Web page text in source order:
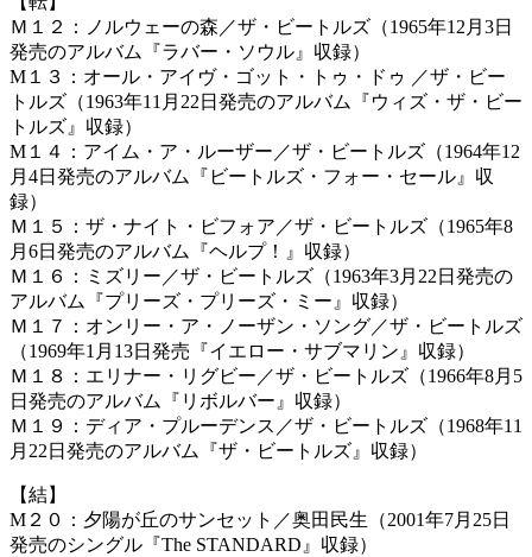
Ｍ１２：ノルウェーの森／ザ・ビートルズ（1965年12月3日
発売のアルバム『ラバー・ソウル』収録）
M１３：オール・アイヴ・ゴット・トゥ・ドゥ ／ザ・ビー
トルズ（1963年11月22日発売のアルバム『ウィズ・ザ・ビー
トルズ』収録）
M１４：アイム・ア・ルーザー／ザ・ビートルズ（1964年12
月4日発売のアルバム『ビートルズ・フォー・セール』収
録）
Ｍ１５：ザ・ナイト・ビフォア／ザ・ビートルズ（1965年8
月6日発売のアルバム『ヘルプ！』収録）
Ｍ１６：ミズリー／ザ・ビートルズ（1963年3月22日発売の
アルバム『プリーズ・プリーズ・ミー』収録）
Ｍ１７：オンリー・ア・ノーザン・ソング／ザ・ビートルズ
（1969年1月13日発売『イエロー・サブマリン』収録）
Ｍ１８：エリナー・リグビー／ザ・ビートルズ（1966年8月5
日発売のアルバム『リボルバー』収録）
Ｍ１９：ディア・プルーデンス／ザ・ビートルズ（1968年11
月22日発売のアルバム『ザ・ビートルズ』収録）
【結】
M２０：夕陽が丘のサンセット／奥田民生（2001年7月25日
発売のシングル『The STANDARD』収録）